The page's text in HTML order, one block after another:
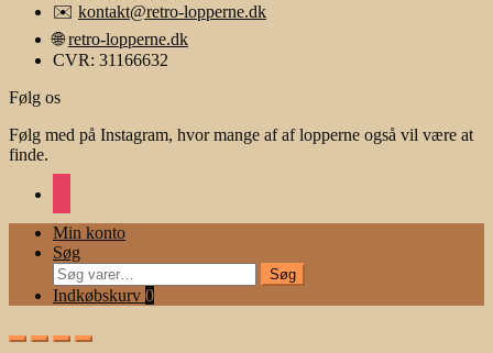
✉️ kontakt@retro-lopperne.dk
🌐retro-lopperne.dk
CVR: 31166632
Følg os
Følg med på Instagram, hvor mange af af lopperne også vil være at
finde.
Min konto
Søg
Søg
efter:
Søg
Indkøbskurv 0